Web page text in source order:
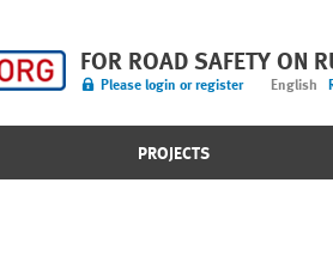
FOR ROAD SAFETY ON
Please login or register English
PROJECTS